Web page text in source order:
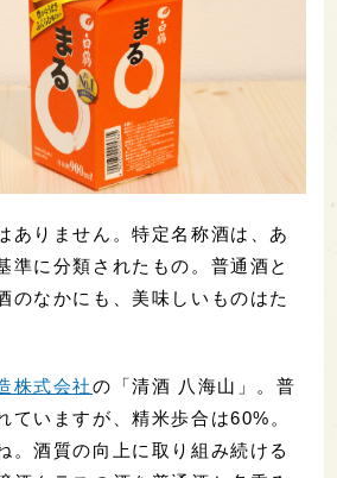
ありません。特定名称酒は、あ
準に分類されたもの。普通酒と
のなかにも、美味しいものはた
株式会社の「清酒 八海山」。普
ていますが、精米歩合は60%。
。酒質の向上に取り組み続ける